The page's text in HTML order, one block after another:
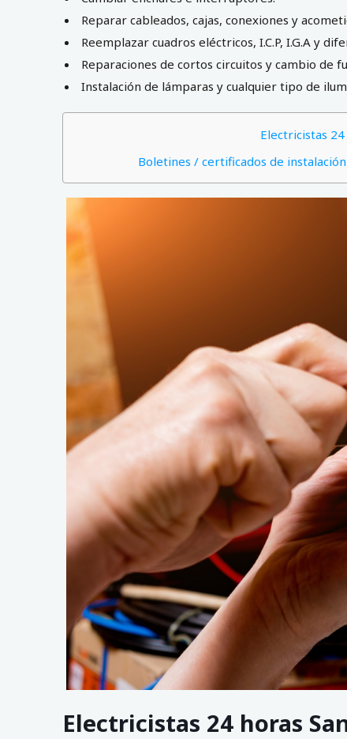
Reparar cableados, cajas, conexiones y
Reemplazar cuadros eléctricos, I.C.P, I.G.A y
Reparaciones de cortos circuitos y cambio de
Instalación de lámparas y cualquier tipo de
Electricistas
Boletines / certificados de
Electricistas 24 horas